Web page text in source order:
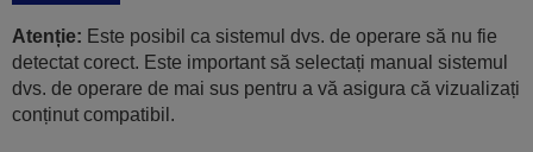
Atenție: Este posibil ca sistemul dvs. de operare să nu fie
detectat corect. Este important să selectați manual sistemul
dvs. de operare de mai sus pentru a vă asigura că vizualizați
conținut compatibil.